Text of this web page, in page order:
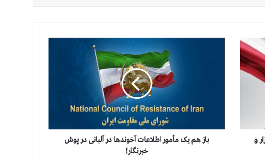
۳۴۷شهر کشوربیش از ۷۴هزار و
أ
باز هم یک مأمور اطلاعات آخوندها در آلبانی در پوش
خبرنگار!